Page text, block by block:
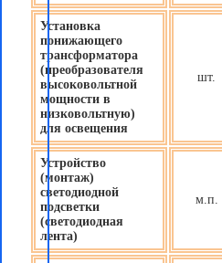
Установка
понижающего
трансформатора
(преобразователя
высоковольтной
мощности в
низковольтную)
для освещения
шт.
Устройство
(монтаж)
светодиодной
подсветки
(светодиодная
лента)
м.п.